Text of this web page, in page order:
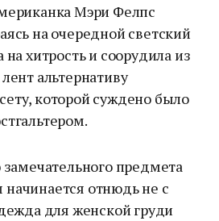
Мэри Фелпс
на очередной светский
хитрость и соорудила из
альтернативу
которой суждено было
замечательного предмета
отнюдь не с
для женской груди